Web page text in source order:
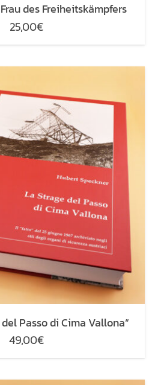
des Freiheitskämpfers
25,00€
Passo di Cima Vallona“
49,00€